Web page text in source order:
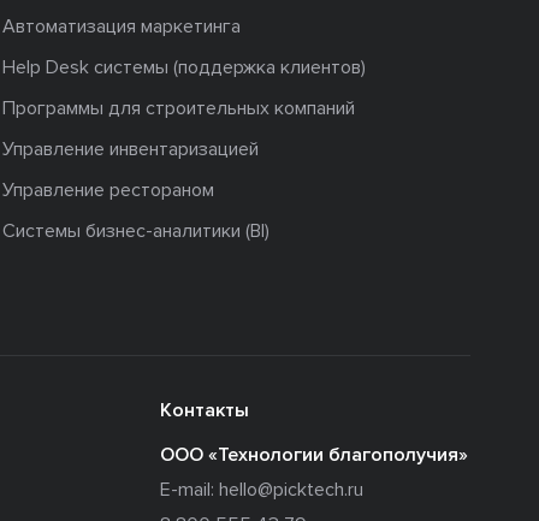
Автоматизация маркетинга
Help Desk системы (поддержка клиентов)
Программы для строительных компаний
Управление инвентаризацией
Управление рестораном
Системы бизнес-аналитики (BI)
Контакты
ООО «Технологии благополучия»
E-mail: hello@picktech.ru